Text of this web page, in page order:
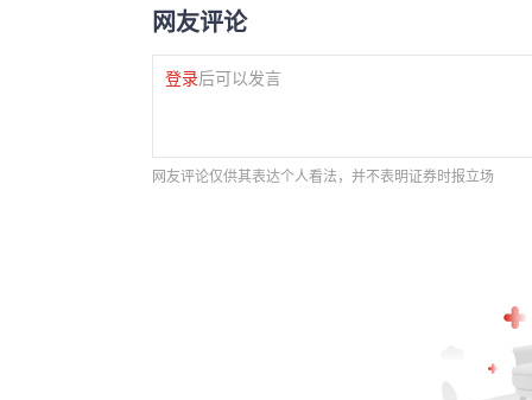
网友评论
登录后可以发言
网友评论仅供其表达个人看法，并不表明证券时报立场